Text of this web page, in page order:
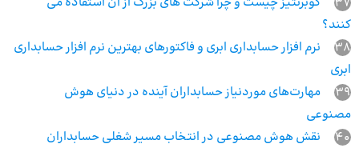
کنند؟
38
نرم افزار حسابداری ابری و فاکتورهای بهترین نرم افزار حسابداری
ابری
39
مهارت‌های موردنیاز حسابداران آینده در دنیای هوش
مصنوعی
40
نقش هوش مصنوعی در انتخاب مسیر شغلی حسابداران